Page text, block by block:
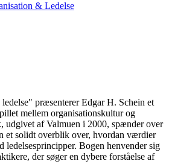
& Ledelse
præsenterer Edgar H. Schein et
mellem organisationskultur og
udgivet af Valmuen i 2000, spænder over
et solidt overblik over, hvordan værdier
ledelsesprincipper. Bogen henvender sig
der søger en dybere forståelse af